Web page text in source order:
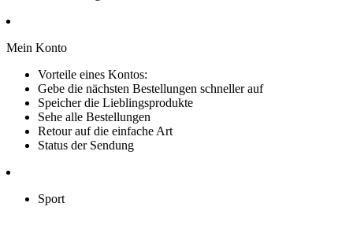
Mein Konto
Vorteile eines Kontos:
Gebe die nächsten Bestellungen schneller auf
Speicher die Lieblingsprodukte
Sehe alle Bestellungen
Retour auf die einfache Art
Status der Sendung
Sport